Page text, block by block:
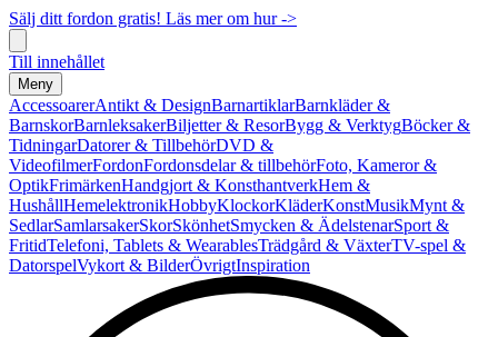
Sälj ditt fordon gratis! Läs mer om hur ->
Till innehållet
Meny
AccessoarerAntikt & DesignBarnartiklarBarnkläder &
BarnskorBarnleksakerBiljetter & ResorBygg & VerktygBöcker &
TidningarDatorer & TillbehörDVD &
VideofilmerFordonFordonsdelar & tillbehörFoto, Kameror &
OptikFrimärkenHandgjort & KonsthantverkHem &
HushållHemelektronikHobbyKlockorKläderKonstMusikMynt &
SedlarSamlarsakerSkorSkönhetSmycken & ÄdelstenarSport &
FritidTelefoni, Tablets & WearablesTrädgård & VäxterTV-spel &
DatorspelVykort & BilderÖvrigtInspiration